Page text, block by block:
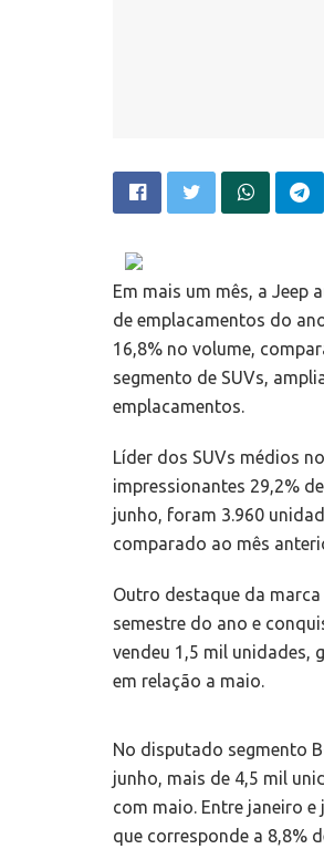
Em mais um mês, a Jeep
de emplacamentos do
16,8% no volume,
segmento de SUVs,
emplacamentos.
Líder dos SUVs médios
impressionantes 29,2%
junho, foram 3.960
comparado ao mês
Outro destaque da
semestre do ano e
vendeu 1,5 mil unidades,
em relação a maio.
No disputado segmento
junho, mais de 4,5 mil
com maio. Entre janeiro
que corresponde a 8,8%